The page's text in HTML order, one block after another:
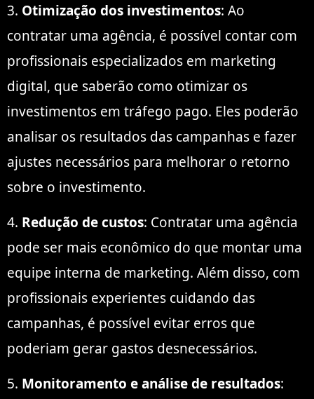
3. Otimização dos investimentos: Ao
contratar uma agência, é possível contar com
profissionais especializados em marketing
digital, que saberão como otimizar os
investimentos em tráfego pago. Eles poderão
analisar os resultados das campanhas e fazer
ajustes necessários para melhorar o retorno
sobre o investimento.
4. Redução de custos: Contratar uma agência
pode ser mais econômico do que montar uma
equipe interna de marketing. Além disso, com
profissionais experientes cuidando das
campanhas, é possível evitar erros que
poderiam gerar gastos desnecessários.
5. Monitoramento e análise de resultados: